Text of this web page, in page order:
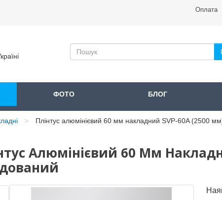
Оплата
ФОТО БЛОГ
Плінтус алюмінієвий 60 мм накладний SVP-60A (2500
Алюмінієвий 60 Мм